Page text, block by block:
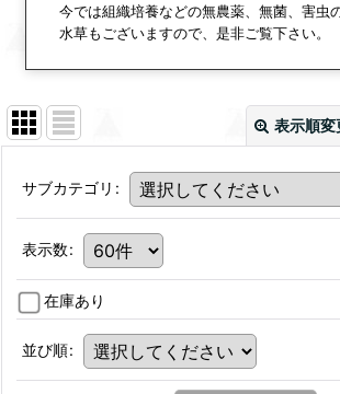
今では組織培養などの無農薬、無菌、害虫
水草もございますので、是非ご覧下さい。
表示順変
サブカテゴリ :
表示数:
在庫あり
並び順: